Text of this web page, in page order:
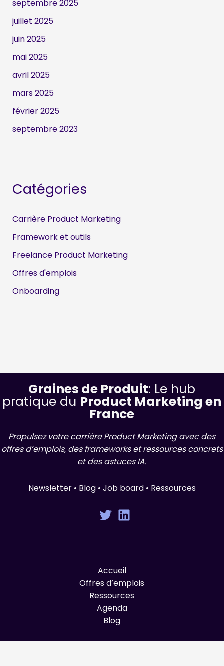
septembre 2025
juillet 2025
juin 2025
mai 2025
avril 2025
mars 2025
février 2025
septembre 2023
Catégories
Carrière Product Marketing
Framework et outils
Freelance Product Marketing
Offres d'emplois
Onboarding
Graines de Produit: Le hub
pratique du Product Marketing en
France
Propulsez votre carrière Product Marketing avec des
offres d’emplois, des frameworks et ressources concrets
et des astuces IA.
Newsletter • Blog • Job board • Ressources
Accueil
Offres d’emplois
Ressources
Agenda
Blog